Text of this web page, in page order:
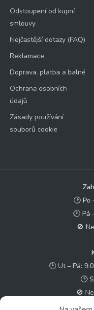
Odstoupení od kupní
smlouvy
Nejčastější dotazy (FAQ)
Reklamace
Doprava, platba a balné
Ochrana osobních
údajů
Zásady používání
souborů cookie
🕑 Po
🕑 Pá
🚫
🕑 Ut – Pá:
🕑
🚫